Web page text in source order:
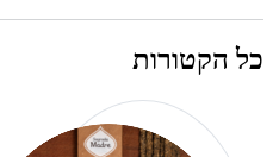
כל הקטורות